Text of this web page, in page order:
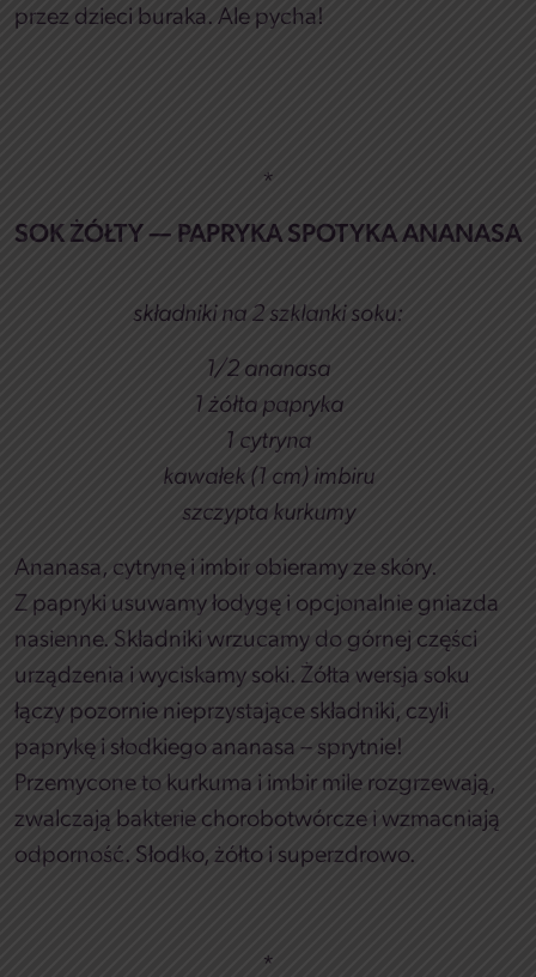
przez dzieci buraka. Ale pycha!
*
SOK ŻÓŁTY — PAPRYKA SPOTYKA ANANASA
składniki na 2 szklanki soku:
1/2 ananasa
1 żółta papryka
1 cytryna
kawałek (1 cm) imbiru
szczypta kurkumy
Ananasa, cytrynę i imbir obieramy ze skóry.
Z papryki usuwamy łodygę i opcjonalnie gniazda
nasienne. Składniki wrzucamy do górnej części
urządzenia i wyciskamy soki. Żółta wersja soku
łączy pozornie nieprzystające składniki, czyli
paprykę i słodkiego ananasa – sprytnie!
Przemycone to kurkuma i imbir mile rozgrzewają,
zwalczają bakterie chorobotwórcze i wzmacniają
odporność. Słodko, żółto i superzdrowo.
*